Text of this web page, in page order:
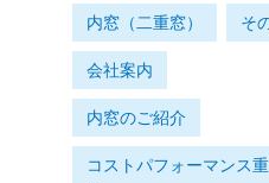
内窓（二重窓） そ
会社案内
内窓のご紹介
コストパフォーマンス